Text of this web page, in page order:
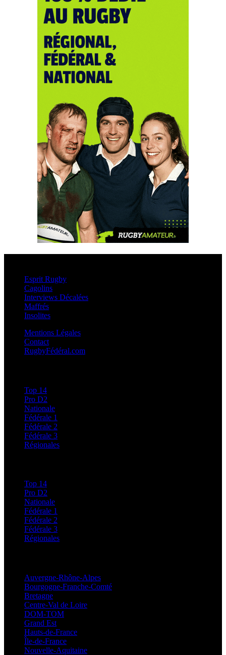
Esprit Rugby
Cagolins
Interviews Décalées
Maffrés
Insolites
Mentions Légales
Contact
RugbyFédéral.com
Top 14
Pro D2
Nationale
Fédérale 1
Fédérale 2
Fédérale 3
Régionales
Top 14
Pro D2
Nationale
Fédérale 1
Fédérale 2
Fédérale 3
Régionales
Auvergne-Rhône-Alpes
Bourgogne-Franche-Comté
Bretagne
Centre-Val de Loire
DOM-TOM
Grand Est
Hauts-de-France
Île-de-France
Nouvelle-Aquitaine